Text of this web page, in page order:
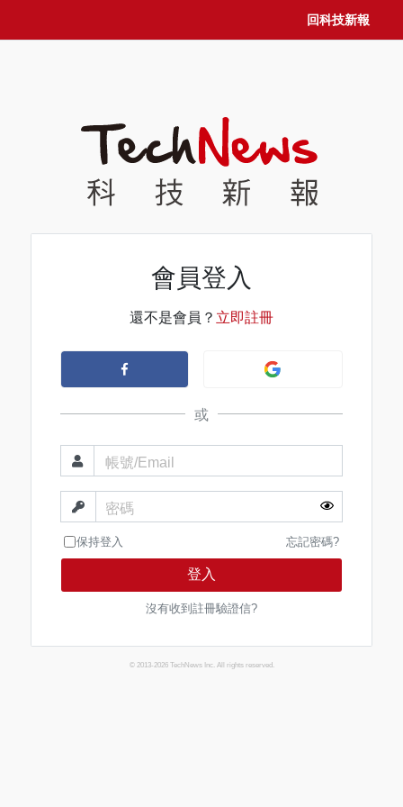
回科技新報
會員登入
還不是會員？ 立即註冊
或
帳號/Email
密碼
保持登入 忘記密碼?
登入
沒有收到註冊驗證信?
© 2013-2026 TechNews Inc. All rights reserved.